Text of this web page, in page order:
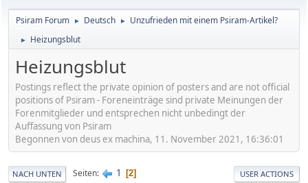
Psiram Forum ► Deutsch ► Unzufrieden mit einem Psiram-Artikel?
► Heizungsblut
Heizungsblut
Postings reflect the private opinion of posters and are not official
positions of Psiram - Foreneinträge sind private Meinungen der
Forenmitglieder und entsprechen nicht unbedingt der
Auffassung von Psiram
Begonnen von deus ex machina, 11. November 2021, 16:36:01
NACH UNTEN Seiten 1 2 USER ACTIONS